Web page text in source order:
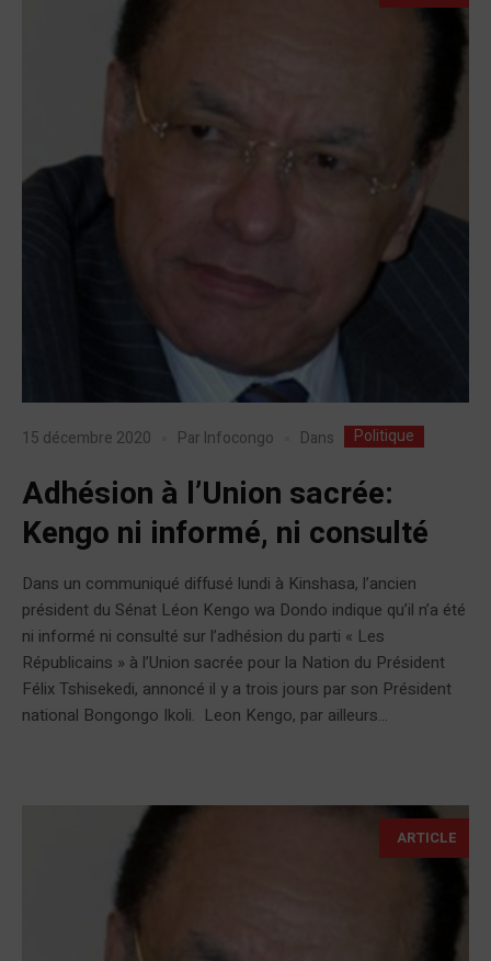
15 décembre 2020 Par Infocongo Dans Politique
Adhésion à l’Union sacrée:
Kengo ni informé, ni consulté
Dans un communiqué diffusé lundi à Kinshasa, l’ancien
président du Sénat Léon Kengo wa Dondo indique qu’il n’a été
ni informé ni consulté sur l’adhésion du parti « Les
Républicains » à l’Union sacrée pour la Nation du Président
Félix Tshisekedi, annoncé il y a trois jours par son Président
national Bongongo Ikoli. Leon Kengo, par ailleurs...
ARTICLE